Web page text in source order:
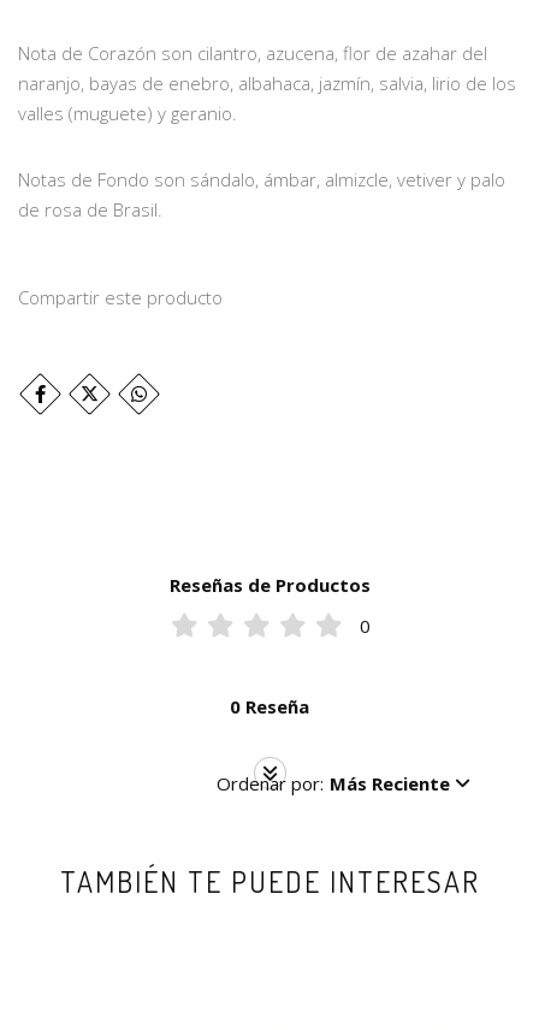
Nota de Corazón son cilantro, azucena, flor de azahar del
naranjo, bayas de enebro, albahaca, jazmín, salvia, lirio de los
valles (muguete) y geranio.
Notas de Fondo son sándalo, ámbar, almizcle, vetiver y palo
de rosa de Brasil.
Compartir este producto
Reseñas de Productos
0
0 Reseña
Ordenar por: Más Reciente
TAMBIÉN TE PUEDE INTERESAR